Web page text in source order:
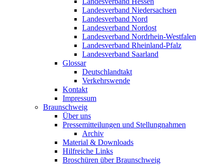
Landesverband Niedersachsen
Landesverband Nord
Landesverband Nordost
Landesverband Nordrhein-Westfalen
Landesverband Rheinland-Pfalz
Landesverband Saarland
Glossar
Deutschlandtakt
Verkehrswende
Kontakt
Impressum
Braunschweig
Über uns
Pressemitteilungen und Stellungnahmen
Archiv
Material & Downloads
Hilfreiche Links
Broschüren über Braunschweig